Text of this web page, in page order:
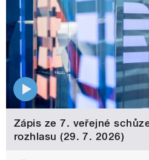
Zápis ze 7. veřejné
rozhlasu (29. 7. 2026)